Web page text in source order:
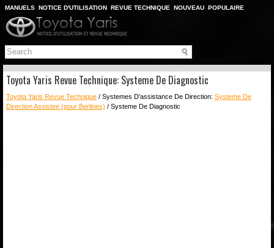
MANUELS NOTICE D'UTILISATION REVUE TECHNIQUE NOUVEAU POPULAIRE
PLAN DU SITE
CHERCHER
Toyota Yaris Revue Technique: Systeme De Diagnostic
Toyota Yaris Revue Technique / Systemes D'assistance De Direction: Systeme De
Direction Assistee (pour Berlines) / Systeme De Diagnostic